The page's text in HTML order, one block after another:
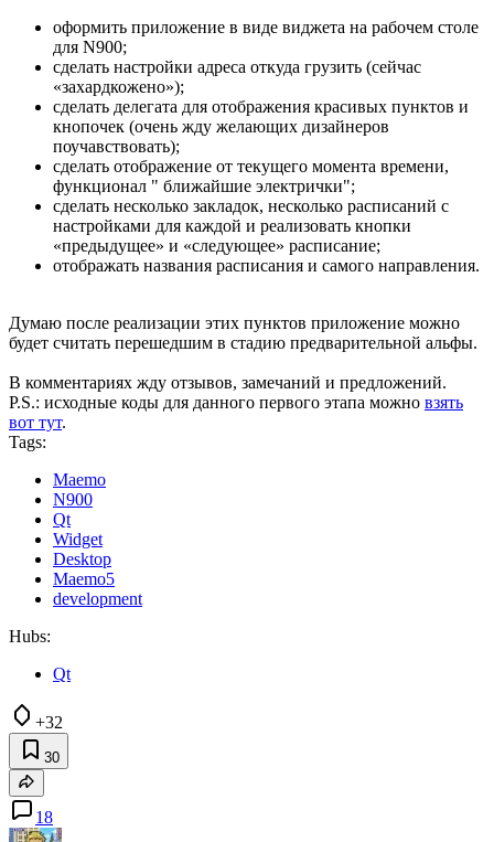
оформить приложение в виде виджета на рабочем столе
для N900;
сделать настройки адреса откуда грузить (сейчас
«захардкожено»);
сделать делегата для отображения красивых пунктов и
кнопочек (очень жду желающих дизайнеров
поучавствовать);
сделать отображение от текущего момента времени,
функционал " ближайшие электрички";
сделать несколько закладок, несколько расписаний с
настройками для каждой и реализовать кнопки
«предыдущее» и «следующее» расписание;
отображать названия расписания и самого направления.
Думаю после реализации этих пунктов приложение можно
будет считать перешедшим в стадию предварительной альфы.
В комментариях жду отзывов, замечаний и предложений.
P.S.: исходные коды для данного первого этапа можно взять
вот тут.
Tags:
Maemo
N900
Qt
Widget
Desktop
Maemo5
development
Hubs:
Qt
+32
30
18